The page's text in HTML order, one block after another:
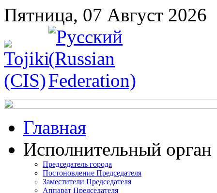
Пятница, 07 Август 2026
Главная
Исполнительный орган
Председатель города
Постоновление Председателя
Заместители Председателя
Аппарат Председателя